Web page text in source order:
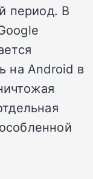
период. В
на Android в